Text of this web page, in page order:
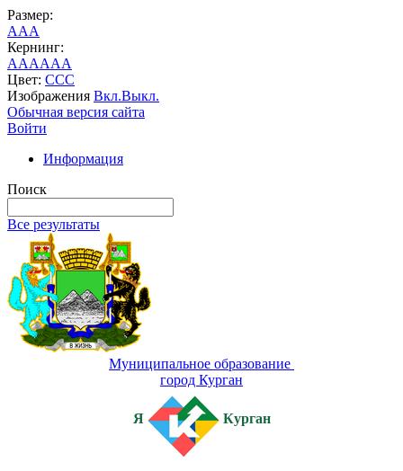
Размер:
AAA
Кернинг:
AAAAAA
Цвет: CCC
Изображения Вкл.Выкл.
Обычная версия сайта
Войти
Информация
Поиск
Все результаты
Муниципальное образование
город Курган
Я Курган